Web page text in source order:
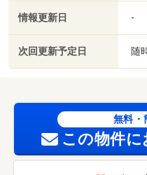
情報更新日 -
次回更新予定日 随
無料・
この物件